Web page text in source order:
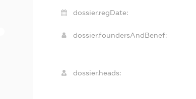
dossier.regDate:
dossier.foundersAndBenef:
dossier.heads: